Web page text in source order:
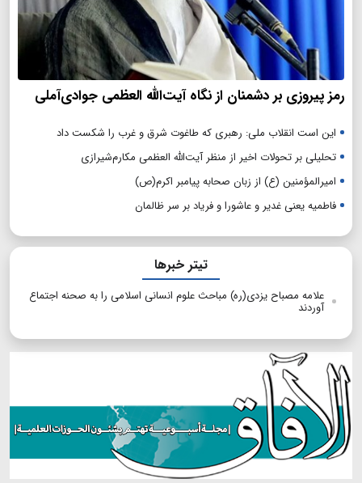
رمز پیروزی بر دشمنان از نگاه آیت‌الله العظمی جوادی‌آملی
این است انقلاب ملی: رهبری که طاغوت شرق و غرب را شکست داد
تحلیلی بر تحولات اخیر از منظر آیت‌الله العظمی مکارم‌شیرازی
امیرالمؤمنین (ع) از زبان صحابه پیامبر اکرم(ص)
فاطمیه یعنی غدیر و عاشورا و فریاد بر سر ظالمان
تیتر خبرها
علامه مصباح یزدی(ره) مباحث علوم انسانی اسلامی را به صحنه اجتماع
آوردند